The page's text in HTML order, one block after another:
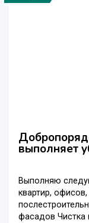
выполняет
Выполняю
квартир,
фасадов Чистка